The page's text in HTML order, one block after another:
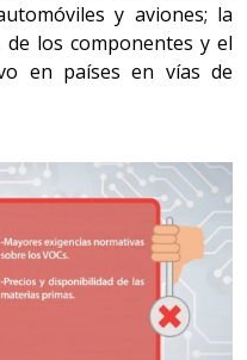
y aviones; la
los componentes y el
en países en vías de